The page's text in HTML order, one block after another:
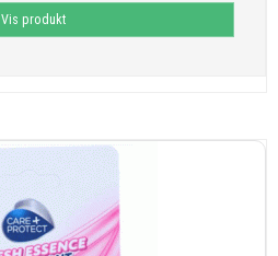
Vis produkt